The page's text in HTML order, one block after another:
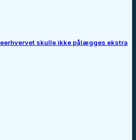
skulle ikke pålægges ekstra